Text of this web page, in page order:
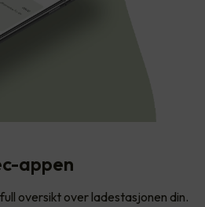
appen
oversikt over ladestasjonen din.